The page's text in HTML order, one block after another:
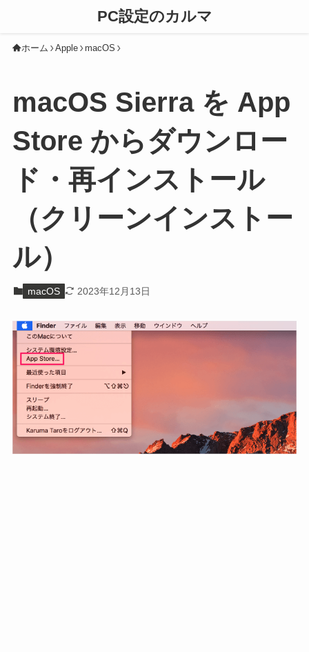
PC設定のカルマ
ホーム Apple macOS
macOS Sierra を App
Store からダウンロー
ド・再インストール
（クリーンインストー
ル）
macOS 2023年12月13日